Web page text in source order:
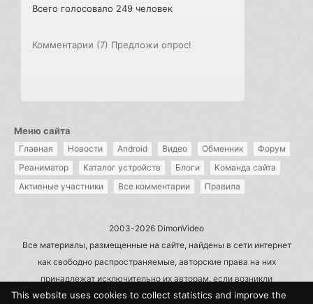
Всего голосовало 249 человек
Комментарии (7) Предложи опрос!
Меню сайта
Главная Новости Android Видео Обменник
Форум
Реаниматор
Каталог устройств Блоги
Команда сайта
Активные участники
Все комментарии Правила
2003-2026 DimonVideo
Все материалы, размещенные на сайте, найдены в сети интернет
как свободно распространяемые, авторские права на них
принадлежат исключительно их авторам, если возникли
претензии - пишите на admin@dimonvideo.ru
This website uses cookies to collect statistics and improve the